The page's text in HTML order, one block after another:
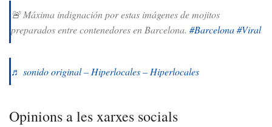
🚨 Máxima indignación por estas imágenes de mojitos
preparados entre contenedores en Barcelona. #Barcelona#Viral
♬ sonido original – Hiperlocales – Hiperlocales
Opinions a les xarxes socials